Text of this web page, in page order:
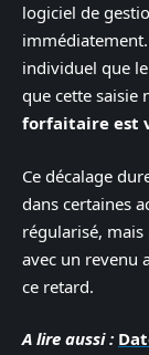
logiciel de
individuel que
que cette saisie
forfaitaire est
Ce décalage
dans certaines
régularisé,
avec un revenu
ce retard.
A lire aussi :